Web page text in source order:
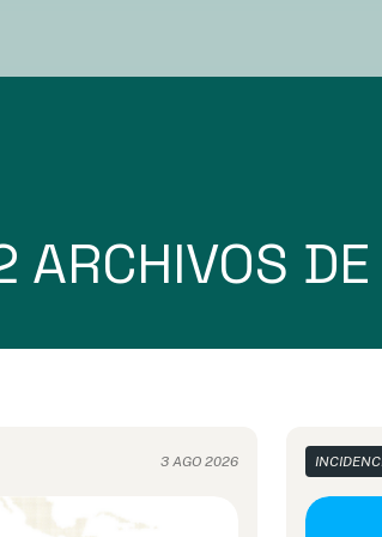
ARCHIVOS DE
3 AGO 2026